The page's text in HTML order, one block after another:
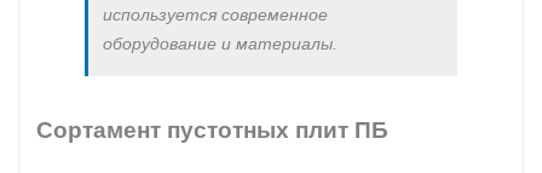
используется современное
оборудование и материалы.
Сортамент пустотных плит ПБ